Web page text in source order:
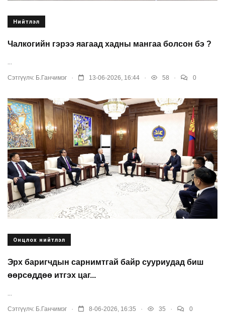
Нийтлэл
Чалкогийн гэрээ яагаад хадны мангаа болсон бэ ?
Сэтгүүлч: Б.Ганчимэг . 13-06-2026, 16:44 . 58 . 0
Онцлох нийтлэл
Эрх баригчдын сарнимтгай байр сууриудад биш
өөрсөддөө итгэх цаг...
Сэтгүүлч: Б.Ганчимэг . 8-06-2026, 16:35 . 35 . 0